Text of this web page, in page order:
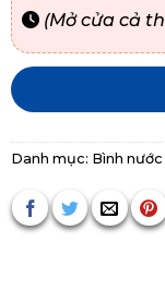
(Mở cửa cả
Danh mục: Bình